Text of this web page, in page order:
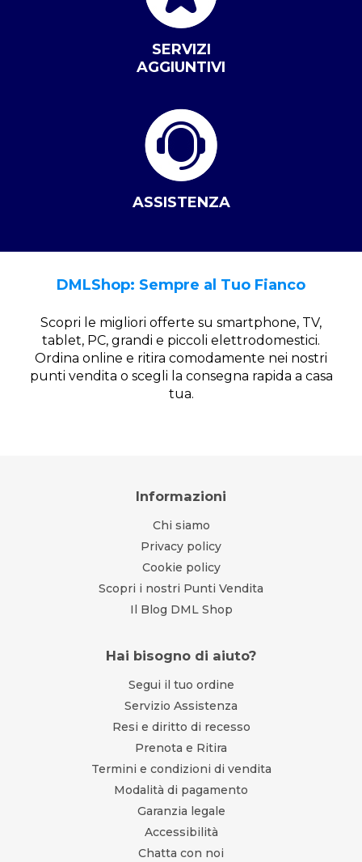
SERVIZI
AGGIUNTIVI
ASSISTENZA
DMLShop: Sempre al Tuo Fianco
Scopri le migliori offerte su smartphone, TV,
tablet, PC, grandi e piccoli elettrodomestici.
Ordina online e ritira comodamente nei nostri
punti vendita o scegli la consegna rapida a casa
tua.
Informazioni
Chi siamo
Privacy policy
Cookie policy
Scopri i nostri Punti Vendita
Il Blog DML Shop
Hai bisogno di aiuto?
Segui il tuo ordine
Servizio Assistenza
Resi e diritto di recesso
Prenota e Ritira
Termini e condizioni di vendita
Modalità di pagamento
Garanzia legale
Accessibilità
Chatta con noi